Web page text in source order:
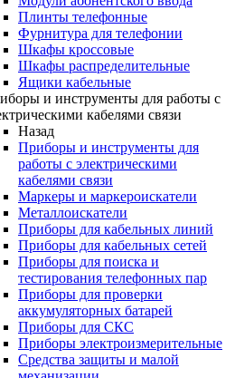
Плинты телефонные
Фурнитура для телефонии
Шкафы кроссовые
Шкафы распределительные
Ящики кабельные
и инструменты для работы с
кабелями связи
Назад
Приборы и инструменты для
работы с электрическими
кабелями связи
Маркеры и маркероискатели
Металлоискатели
Приборы для кабельных линий
Приборы для кабельных сетей
Приборы для поиска и
тестирования телефонных пар
Приборы для проверки
аккумуляторных батарей
Приборы для СКС
Приборы электроизмерительные
Средства защиты и малой